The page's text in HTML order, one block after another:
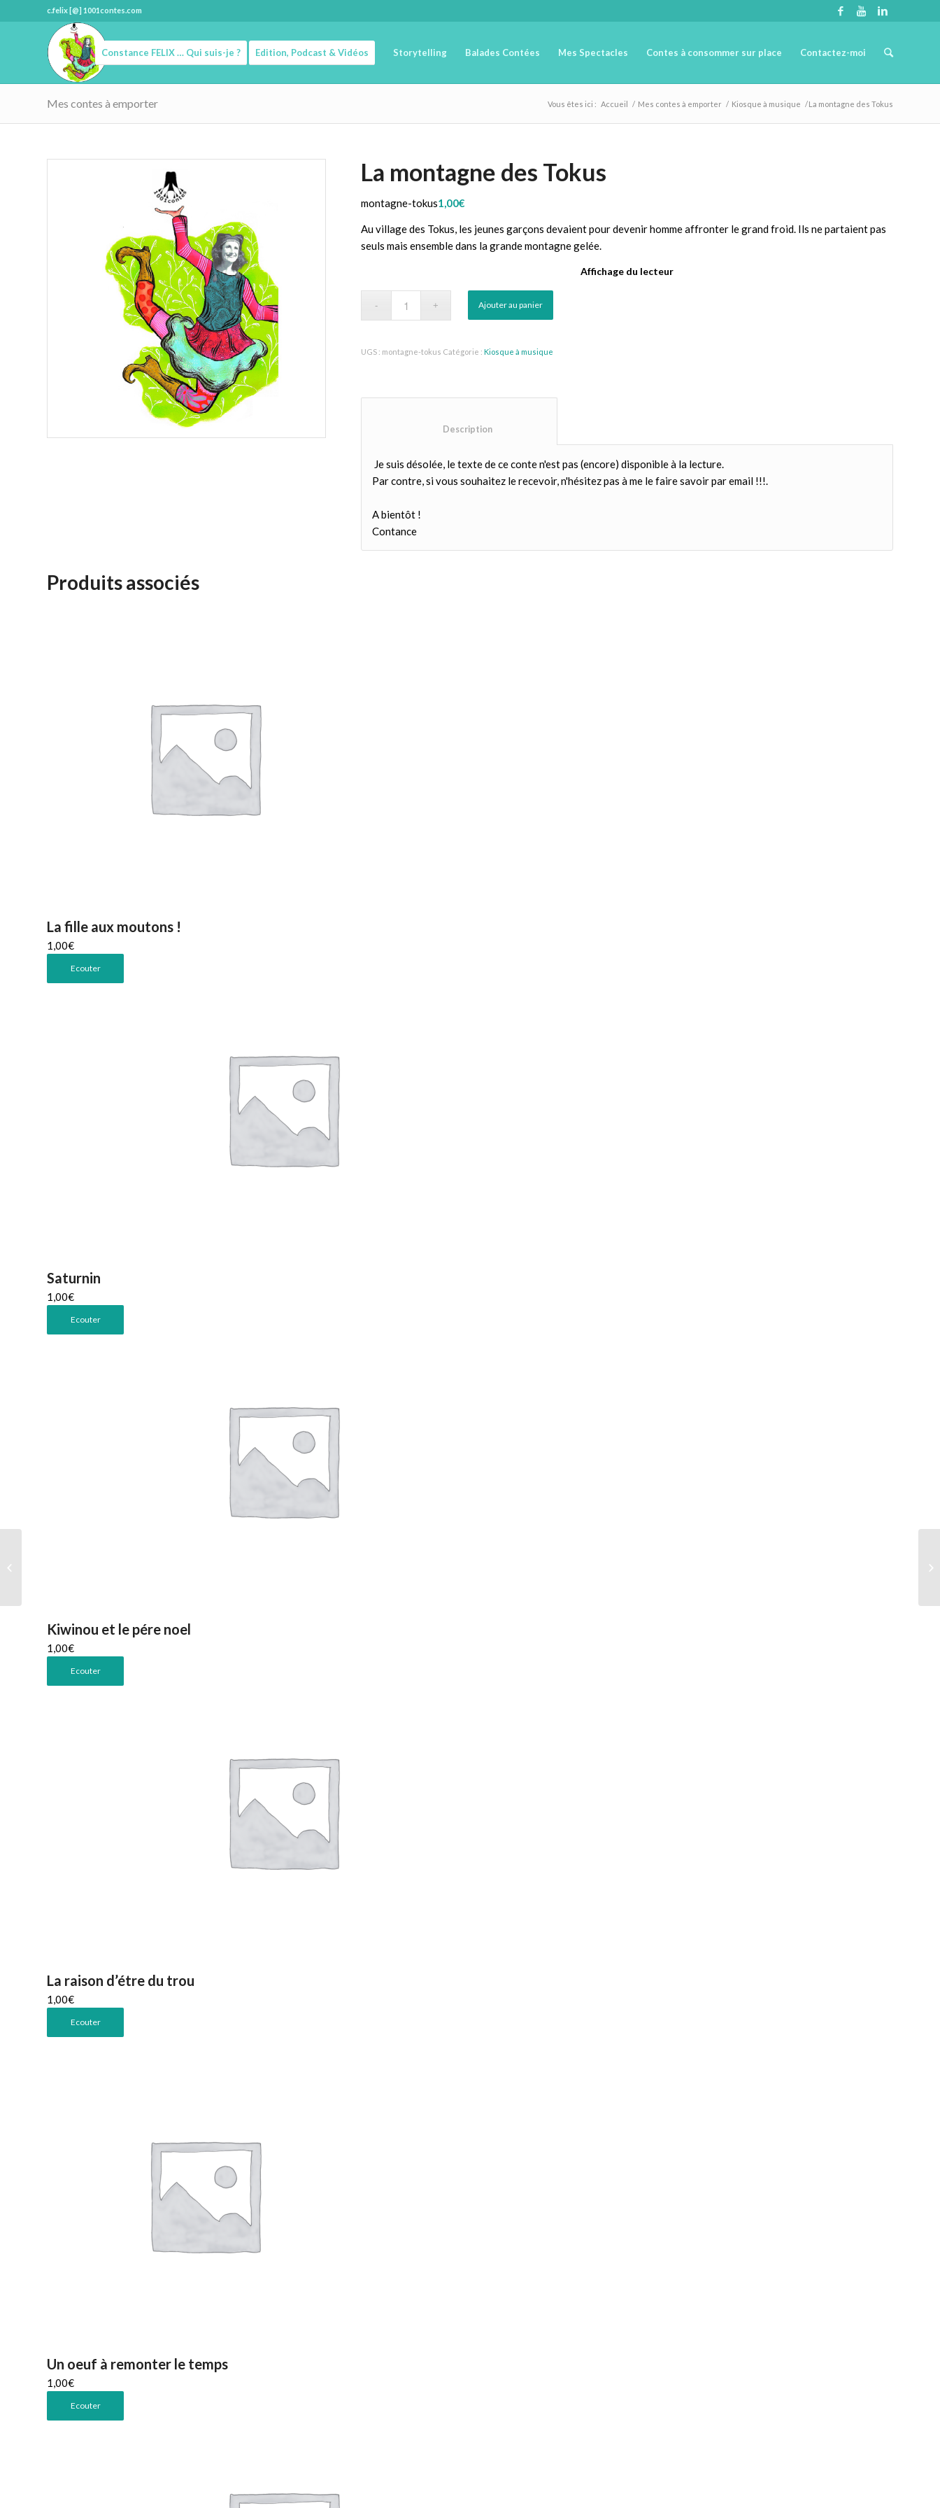
c.felix [@] 1001contes.com
Constance FELIX … Qui suis-je ? Edition, Podcast & Vidéos Storytelling Balades Contées Mes Spectacles Contes à consommer sur place Contactez-moi
Mes contes à emporter Vous êtes ici : Accueil / Mes contes à emporter / Kiosque à musique /La montagne des Tokus
La montagne des Tokus
montagne-tokus1,00€
Au village des Tokus, les jeunes garçons devaient pour devenir homme affronter le grand froid. Ils ne partaient pas
seuls mais ensemble dans la grande montagne gelée.
Affichage du lecteur
Ajouter au panier
UGS : montagne-tokus Catégorie : Kiosque à musique
Je suis désolée, le texte de ce conte n'est pas (encore) disponible à la lecture.
Par contre, si vous souhaitez le recevoir, n'hésitez pas à me le faire savoir par email !!!.
A bientôt !
Contance
Produits associés
La fille aux moutons !
1,00€
Ecouter
Saturnin
1,00€
Ecouter
Kiwinou et le pére noel
1,00€
Ecouter
La raison d’étre du trou
1,00€
Ecouter
Un oeuf à remonter le temps
1,00€
Ecouter